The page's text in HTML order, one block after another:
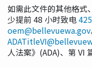
如需此文件的其他格式
少提前 48 小时致电
oem@bellevuewa.gov
人法案》(ADA)、第 VI